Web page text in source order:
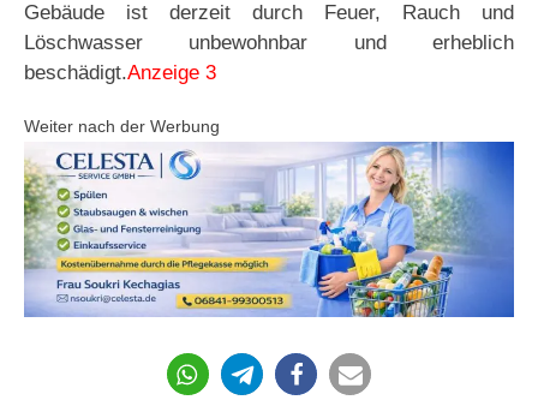
Gebäude ist derzeit durch Feuer, Rauch und
Löschwasser unbewohnbar und erheblich
beschädigt.Anzeige 3
Weiter nach der Werbung